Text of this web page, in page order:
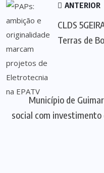
ANTERIOR
CLDS
Terras de
Município de
social com investimento